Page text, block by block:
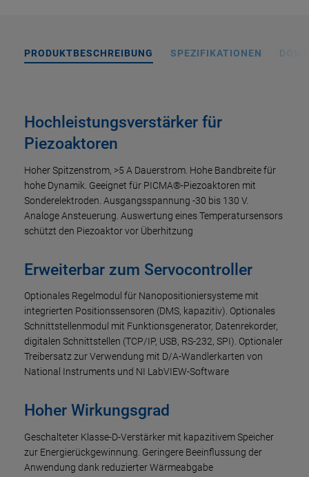
PRODUKTBESCHREIBUNG SPEZIFIKATIONEN
Hochleistungsverstärker für
Piezoaktoren
Hoher Spitzenstrom, >5 A Dauerstrom. Hohe Bandbreite für
hohe Dynamik. Geeignet für PICMA®-Piezoaktoren mit
Sonderelektroden. Ausgangsspannung -30 bis 130 V.
Analoge Ansteuerung. Auswertung eines Temperatursensors
schützt den Piezoaktor vor Überhitzung
Erweiterbar zum Servocontroller
Optionales Regelmodul für Nanopositioniersysteme mit
integrierten Positionssensoren (DMS, kapazitiv). Optionales
Schnittstellenmodul mit Funktionsgenerator, Datenrekorder,
digitalen Schnittstellen (TCP/IP, USB, RS-232, SPI). Optionaler
Treibersatz zur Verwendung mit D/A-Wandlerkarten von
National Instruments und NI LabVIEW-Software
Hoher Wirkungsgrad
Geschalteter Klasse-D-Verstärker mit kapazitivem Speicher
zur Energierückgewinnung. Geringere Beeinflussung der
Anwendung dank reduzierter Wärmeabgabe